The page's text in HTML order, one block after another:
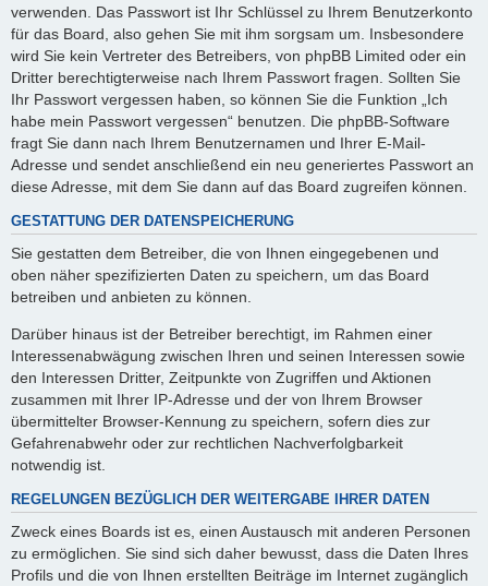
verwenden. Das Passwort ist Ihr Schlüssel zu Ihrem Benutzerkonto
für das Board, also gehen Sie mit ihm sorgsam um. Insbesondere
wird Sie kein Vertreter des Betreibers, von phpBB Limited oder ein
Dritter berechtigterweise nach Ihrem Passwort fragen. Sollten Sie
Ihr Passwort vergessen haben, so können Sie die Funktion „Ich
habe mein Passwort vergessen“ benutzen. Die phpBB-Software
fragt Sie dann nach Ihrem Benutzernamen und Ihrer E-Mail-
Adresse und sendet anschließend ein neu generiertes Passwort an
diese Adresse, mit dem Sie dann auf das Board zugreifen können.
GESTATTUNG DER DATENSPEICHERUNG
Sie gestatten dem Betreiber, die von Ihnen eingegebenen und
oben näher spezifizierten Daten zu speichern, um das Board
betreiben und anbieten zu können.
Darüber hinaus ist der Betreiber berechtigt, im Rahmen einer
Interessenabwägung zwischen Ihren und seinen Interessen sowie
den Interessen Dritter, Zeitpunkte von Zugriffen und Aktionen
zusammen mit Ihrer IP-Adresse und der von Ihrem Browser
übermittelter Browser-Kennung zu speichern, sofern dies zur
Gefahrenabwehr oder zur rechtlichen Nachverfolgbarkeit
notwendig ist.
REGELUNGEN BEZÜGLICH DER WEITERGABE IHRER DATEN
Zweck eines Boards ist es, einen Austausch mit anderen Personen
zu ermöglichen. Sie sind sich daher bewusst, dass die Daten Ihres
Profils und die von Ihnen erstellten Beiträge im Internet zugänglich